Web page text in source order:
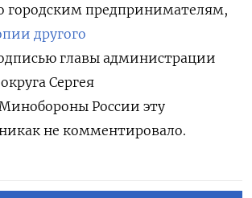
городским предпринимателям,
другого
главы администрации
Сергея
России эту
не комментировало.